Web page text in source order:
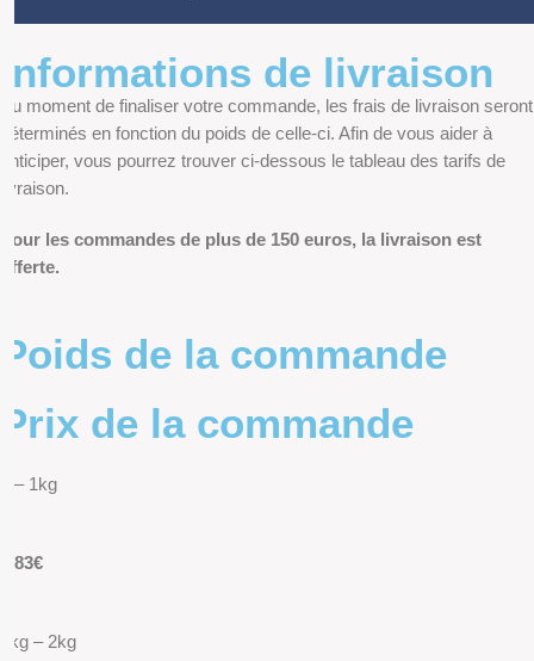
Informations de livraison
Au moment de finaliser votre commande, les frais de livraison seront
déterminés en fonction du poids de celle-ci. Afin de vous aider à
anticiper, vous pourrez trouver ci-dessous le tableau des tarifs de
livraison.
Pour les commandes de plus de 150 euros, la livraison est
offerte.
Poids de la commande
Prix de la commande
0 – 1kg
9.83€
1kg – 2kg